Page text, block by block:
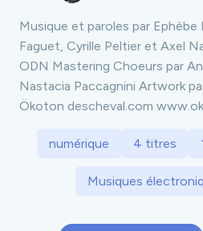
Musique et paroles par Ephèbe
Faguet, Cyrille Peltier et Axel
ODN Mastering Choeurs par
Nastacia Paccagnini Artwork
Ökoton descheval.com
numérique 4 titres
Musiques